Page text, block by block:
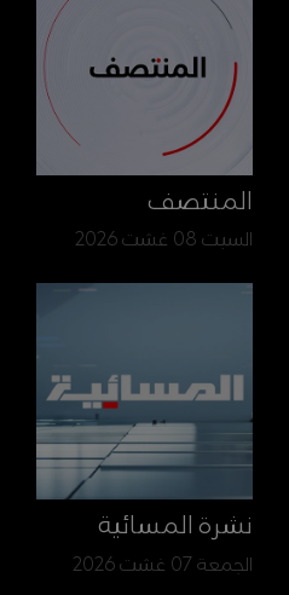
المنتصف
السبت 08 غشت 2026
نشرة المسائية
الجمعة 07 غشت 2026